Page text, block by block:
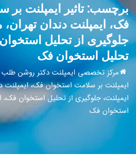
برچسب: تاثیر ایمپلنت
فک، ایمپلنت دندان تهران،
جلوگیری از تحلیل
تحلیل استخوان فک
مرکز تخصصی ایمپلنت دکتر روشن طلب
ایمپلنت بر سلامت استخوان فک، ایمپلنت
ایمپلنت، جلوگیری از تحلیل استخوان فک،
استخوان فک